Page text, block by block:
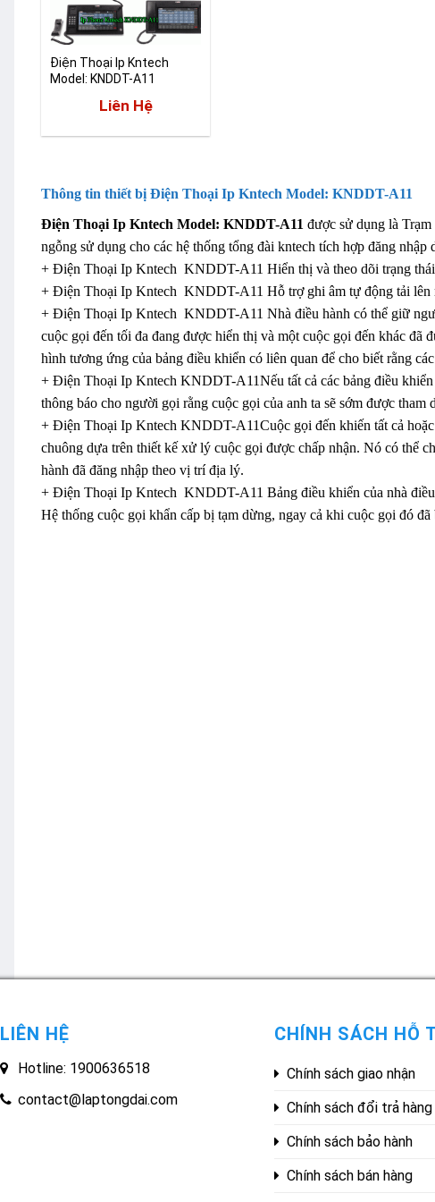
Thông tin thiết bị Điện Thoại Ip Kntech Model: KNDDT-A11
Điện Thoại Ip Kntech Model: KNDDT-A11 được sử dụng là
ngỗng sử dụng cho các hệ thống tổng đài kntech tích hợp đăng
+ Điện Thoại Ip Kntech KNDDT-A11 Hiển thị và theo dõi trạng
+ Điện Thoại Ip Kntech KNDDT-A11 Hỗ trợ ghi âm tự động tải lên
+ Điện Thoại Ip Kntech KNDDT-A11 Nhà điều hành có thể giữ
cuộc gọi đến tối đa đang được hiển thị và một cuộc gọi đến khác đã
hình tương ứng của bảng điều khiển có liên quan để cho biết rằng
+ Điện Thoại Ip Kntech KNDDT-A11Nếu tất cả các bảng điều
thông báo cho người gọi rằng cuộc gọi của anh ta sẽ sớm được tham
+ Điện Thoại Ip Kntech KNDDT-A11Cuộc gọi đến khiến tất cả
chuông dựa trên thiết kế xử lý cuộc gọi được chấp nhận. Nó có thể
hành đã đăng nhập theo vị trí địa lý.
+ Điện Thoại Ip Kntech KNDDT-A11 Bảng điều khiển của nhà điều
Hệ thống cuộc gọi khẩn cấp bị tạm dừng, ngay cả khi cuộc gọi đó
Điện Thoại Ip Kntech
Model: KNDDT-A11
Liên Hệ
LIÊN HỆ
Hotline: 1900636518
contact@laptongdai.com
CHÍNH SÁCH HỖ
Chính sách giao nhận
Chính sách đổi trả hàng
Chính sách bảo hành
Chính sách bán hàng